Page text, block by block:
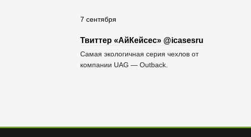
7 сентября
Твиттер «АйКейсес» ‏@icasesru
Самая экологичная серия чехлов от
компании UAG — Outback.